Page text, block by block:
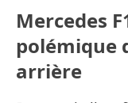
Mercedes
polémique
arrière